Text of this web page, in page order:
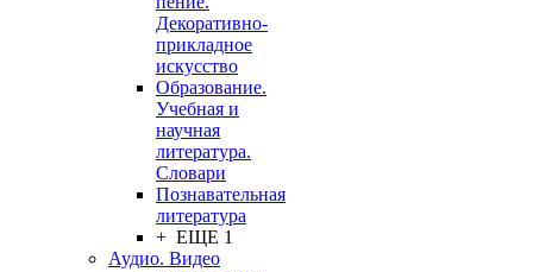
Декоративно-
прикладное
искусство
Образование.
Учебная и
научная
литература.
Словари
Познавательная
литература
+ ЕЩЕ 1
Аудио. Видео